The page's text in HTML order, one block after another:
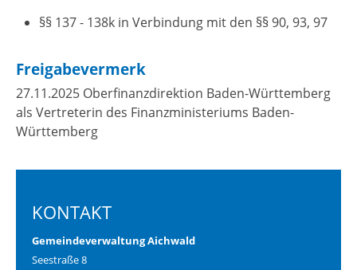
§§ 137 - 138k in Verbindung mit den §§ 90, 93, 97
Freigabevermerk
27.11.2025 Oberfinanzdirektion Baden-Württemberg
als Vertreterin des Finanzministeriums Baden-
Württemberg
KONTAKT
Gemeindeverwaltung Aichwald
Seestraße 8